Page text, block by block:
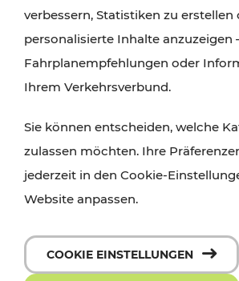
verbessern, Statistiken zu erstellen
personalisierte Inhalte anzuzeigen
Fahrplanempfehlungen oder
Ihrem Verkehrsverbund.
Sie können entscheiden, welche
zulassen möchten. Ihre
jederzeit in den Cookie-
Website anpassen.
COOKIE EINSTELLUNGEN